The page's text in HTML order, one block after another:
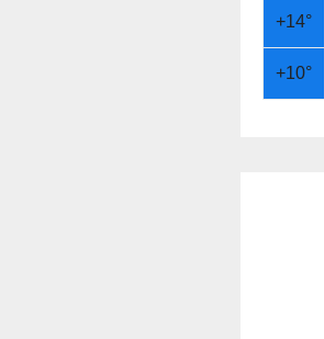
+14°
+10°